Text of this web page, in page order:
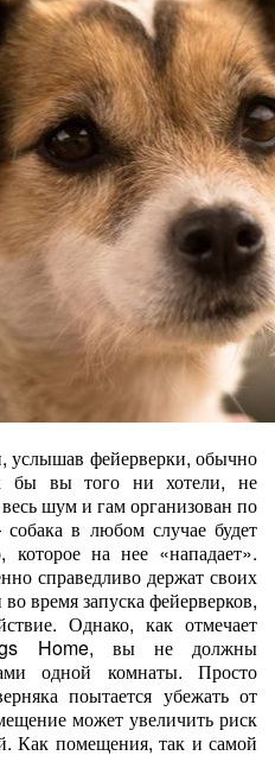
услышав фейерверки, обычно
бы вы того ни хотели, не
шум и гам организован по
в любом случае будет
которое на нее «нападает».
справедливо держат своих
время запуска фейерверков,
Однако, как отмечает
Home, вы не должны
одной комнаты. Просто
поытается убежать от
может увеличить риск
Как помещения, так и самой